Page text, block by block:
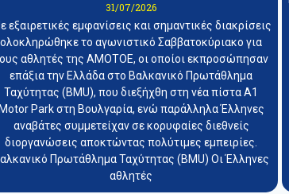
31/07/2026
εξαιρετικές εμφανίσεις και σημαντικές διακρίσεις
ολοκληρώθηκε το αγωνιστικό Σαββατοκύριακο για
αθλητές της ΑΜΟΤΟΕ, οι οποίοι εκπροσώπησαν
επάξια την Ελλάδα στο Βαλκανικό Πρωτάθλημα
Ταχύτητας (BMU), που διεξήχθη στη νέα πίστα A1
Motor Park στη Βουλγαρία, ενώ παράλληλα Έλληνες
αναβάτες συμμετείχαν σε κορυφαίες διεθνείς
διοργανώσεις αποκτώντας πολύτιμες εμπειρίες.
Πρωτάθλημα Ταχύτητας (BMU) Οι Έλληνες
αθλητές